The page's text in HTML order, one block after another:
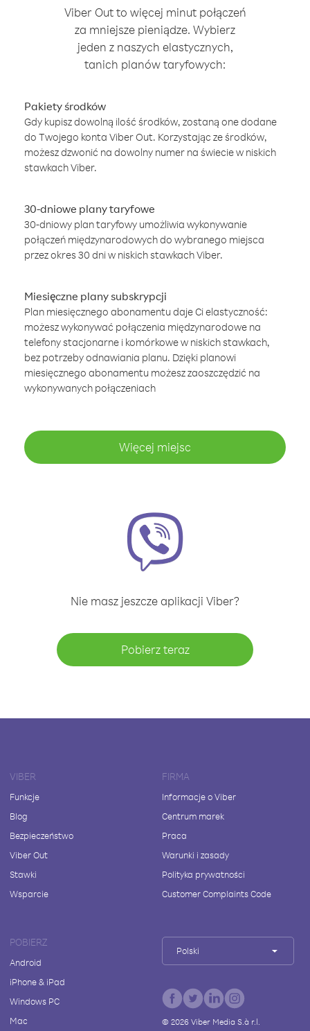
Viber Out to więcej minut połączeń
za mniejsze pieniądze. Wybierz
jeden z naszych elastycznych,
tanich planów taryfowych:
Pakiety środków
Gdy kupisz dowolną ilość środków, zostaną one dodane
do Twojego konta Viber Out. Korzystając ze środków,
możesz dzwonić na dowolny numer na świecie w niskich
stawkach Viber.
30-dniowe plany taryfowe
30-dniowy plan taryfowy umożliwia wykonywanie
połączeń międzynarodowych do wybranego miejsca
przez okres 30 dni w niskich stawkach Viber.
Miesięczne plany subskrypcji
Plan miesięcznego abonamentu daje Ci elastyczność:
możesz wykonywać połączenia międzynarodowe na
telefony stacjonarne i komórkowe w niskich stawkach,
bez potrzeby odnawiania planu. Dzięki planowi
miesięcznego abonamentu możesz zaoszczędzić na
wykonywanych połączeniach
Więcej miejsc
Nie masz jeszcze aplikacji Viber?
Pobierz teraz
VIBER
Funkcje
Blog
Bezpieczeństwo
Viber Out
Stawki
Wsparcie
FIRMA
Informacje o Viber
Centrum marek
Praca
Warunki i zasady
Polityka prywatności
Customer Complaints Code
POBIERZ
Android
iPhone & iPad
Windows PC
Mac
Polski
© 2026Viber Media S.à r.l.